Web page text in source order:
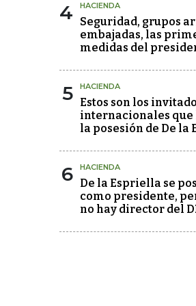
4 HACIENDA
Seguridad, grupos
embajadas, las
medidas del
5 HACIENDA
Estos son los
internacionales que
la posesión de De la
6 HACIENDA
De la Espriella se
como presidente,
no hay director del